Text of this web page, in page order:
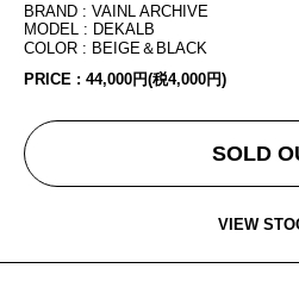
BRAND : VAINL ARCHIVE
MODEL : DEKALB
COLOR : BEIGE＆BLACK
PRICE : 44,000円(税4,000円)
SOLD
VIEW